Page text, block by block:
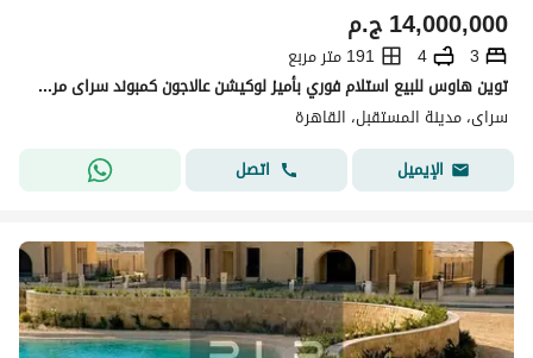
ج.م14,000,000
3
4
191 متر مربع
توين هاوس للبيع استلام فوري بأميز لوكيشن عالاجون كمبوند سراى مرحله ( Cavana)
سراى، مدينة المستقبل، القاهرة
الإيميل
اتصل